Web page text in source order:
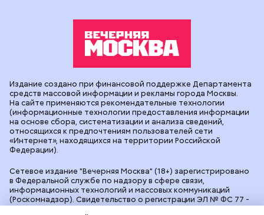
Сетевое издание "Вечерняя Москва" (18+) зарегистрировано
в Федеральной службе по надзору в сфере связи,
информационных технологий и массовых коммуникаций
(Роскомнадзор). Свидетельство о регистрации ЭЛ № ФС 77 -
90524 от 09.12.2025. Учредитель: АО "Редакция газеты
Издание создано при финансовой поддержке Департамента
средств массовой информации и рекламы города Москвы.
На сайте применяются рекомендательные технологии
(информационные технологии предоставления информации
на основе сбора, систематизации и анализа сведений,
относящихся к предпочтениям пользователей сети
«Интернет», находящихся на территории Российской
Федерации).